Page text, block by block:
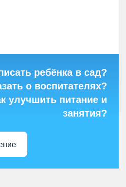
ребёнка в сад?
о воспитателях?
улучшить питание и
занятия?